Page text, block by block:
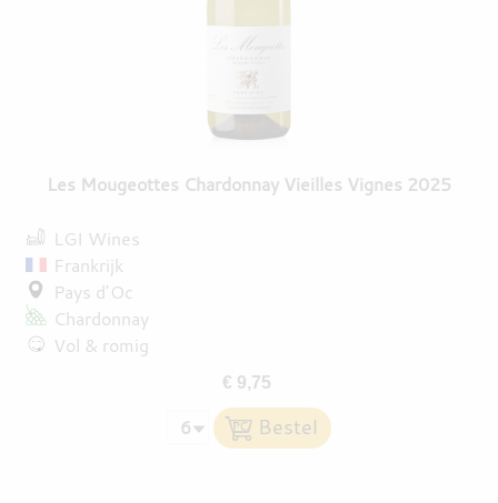
Les Mougeottes Chardonnay Vieilles Vignes 2025
LGI Wines
Frankrijk
Pays d’Oc
Chardonnay
Vol & romig
€ 9,75